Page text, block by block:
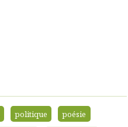
politique
poésie